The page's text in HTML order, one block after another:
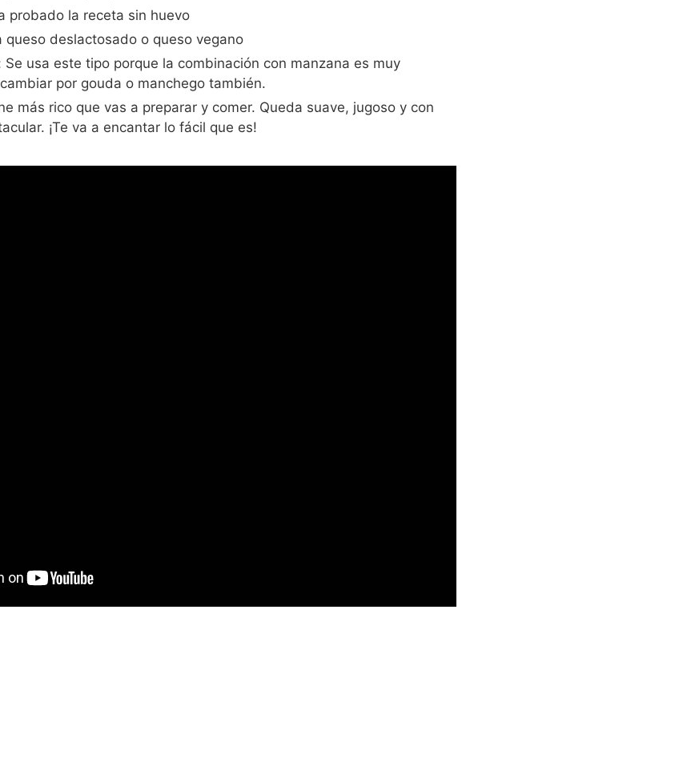
probado la receta sin huevo
queso deslactosado o queso vegano
Se usa este tipo porque la combinación con manzana es muy
por gouda o manchego también.
más rico que vas a preparar y comer. Queda suave, jugoso y con
¡Te va a encantar lo fácil que es!